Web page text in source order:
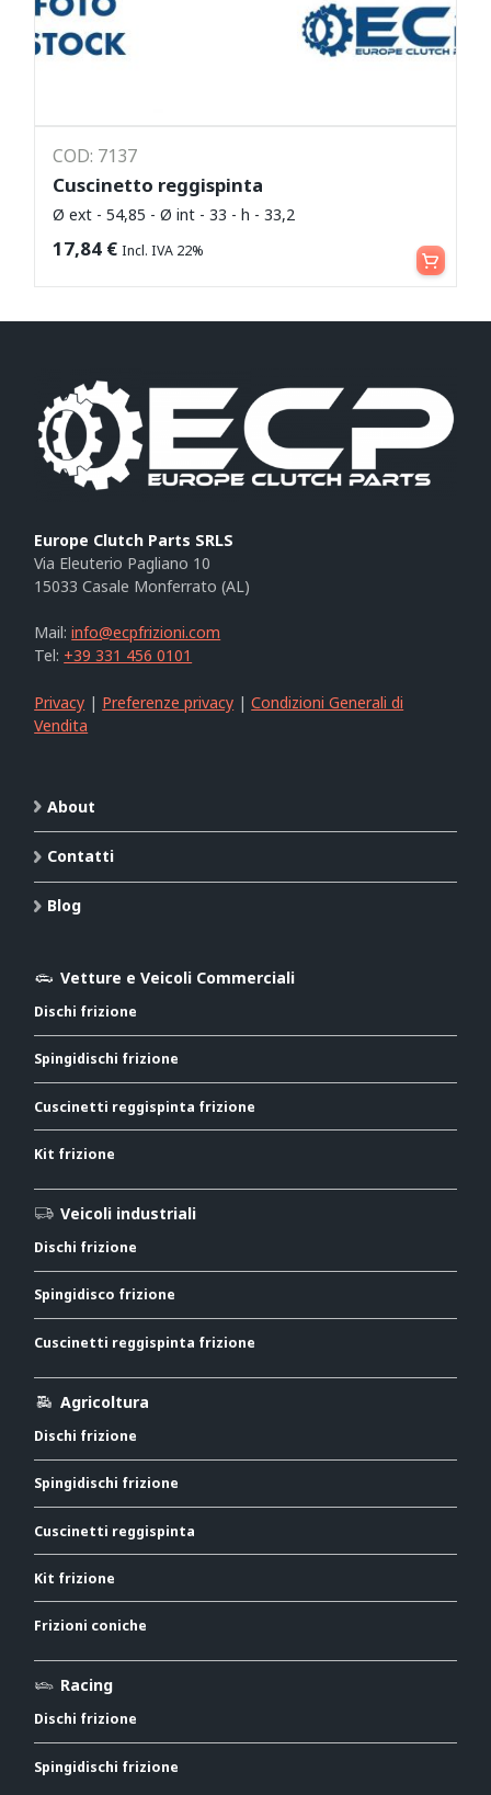
COD: 7137
Cuscinetto reggispinta
Ø ext - 54,85 - Ø int - 33 - h - 33,2
17,84 € Incl. IVA 22% Leggi tutto
Europe Clutch Parts SRLS
Via Eleuterio Pagliano 10
15033 Casale Monferrato (AL)
Mail:info@ecpfrizioni.com
Tel: +39 331 456 0101
Privacy | Preferenze privacy |Condizioni Generali di
Vendita
About
Contatti
Blog
Vetture e Veicoli Commerciali
Dischi frizione
Spingidischi frizione
Cuscinetti reggispinta frizione
Kit frizione
Veicoli industriali
Dischi frizione
Spingidisco frizione
Cuscinetti reggispinta frizione
Agricoltura
Dischi frizione
Spingidischi frizione
Cuscinetti reggispinta
Kit frizione
Frizioni coniche
Racing
Dischi frizione
Spingidischi frizione